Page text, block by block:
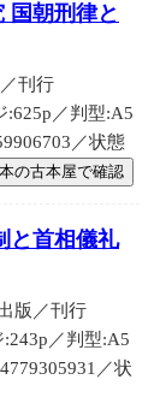
国朝刑律と
刊行
:625p／判型:A5
／状態
の古本屋で確認
と首相儀礼
版／刊行
／判型:A5
／状